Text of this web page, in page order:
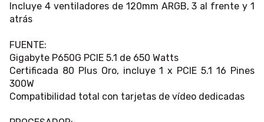
Incluye 4 ventiladores de 120mm ARGB, 3 al frente y 1
atrás
FUENTE:
Gigabyte P650G PCIE 5.1 de 650 Watts
Certificada 80 Plus Oro, incluye 1 x PCIE 5.1 16 Pines
300W
Compatibilidad total con tarjetas de vídeo dedicadas